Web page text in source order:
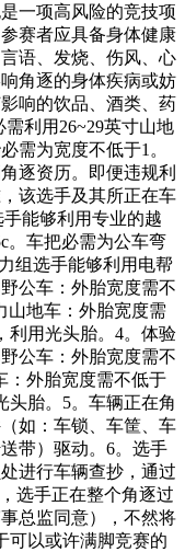
一项高风险的竞技项
赛者应具备身体健康
语、发烧、伤风、心
角逐的身体疾病或妨
响的饮品、酒类、药
利用26~29英寸山地
需为宽度不低于1。
逐资历。即便违规利
该选手及其所正在车
能够利用专业的越
。车把必需为公车弯
组选手能够利用电帮
公车：外胎宽度需不
山地车：外胎宽度需
利用光头胎。4。体验
公车：外胎宽度需不
：外胎宽度需不低于
头胎。5。车辆正在角
如：车锁、车筐、车
带）驱动。6。选手
进行车辆查抄，通过
选手正在整个角逐过
总监同意），不然将
可以或许满脚竞赛的